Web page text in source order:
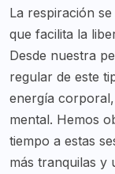
La respiración
que facilita la
Desde nuestra
regular de este
energía
mental. Hemos
tiempo a estas
más tranquilas y